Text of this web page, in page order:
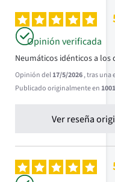
Opinión verificada
Neumáticos idénticos a los
Opinión del17/5/2026, tras una
Publicado originalmente en
Ver reseña